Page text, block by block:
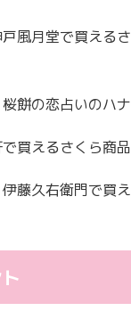
戸風月堂で買える
桜餅の恋占いのハ
で買えるさくら商
伊藤久右衛門で買